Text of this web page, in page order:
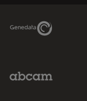
Genedata Link